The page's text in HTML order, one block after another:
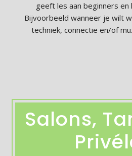
geeft les aan beginners
Bijvoorbeeld wanneer je wilt
techniek, connectie en/of
Salons,